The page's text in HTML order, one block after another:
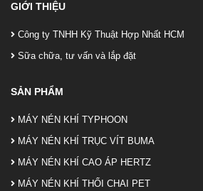
GIỚI THIỆU
Công ty TNHH Kỹ Thuật Hợp Nhất HCM
Sữa chữa, tư vấn và lắp đặt
SẢN PHẨM
MÁY NÉN KHÍ TYPHOON
MÁY NÉN KHÍ TRỤC VÍT BUMA
MÁY NÉN KHÍ CAO ÁP HERTZ
MÁY NÉN KHÍ THỔI CHAI PET